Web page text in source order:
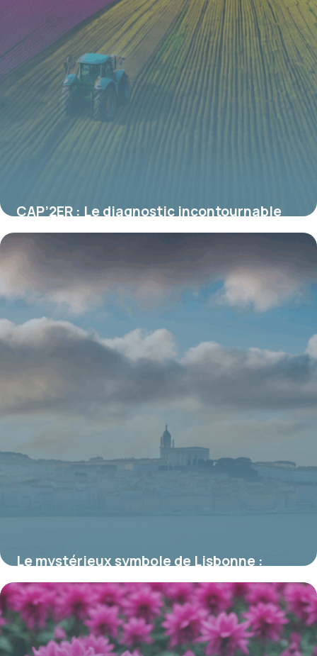
CAP’2ER : Le diagnostic incontournable
pour piloter la transition agroécologique
des exploitations
Le mystérieux symbole de Lisbonne :
corbeaux et navire, l’emblème fascinant
de la capitale portugaise
17 juin 2026